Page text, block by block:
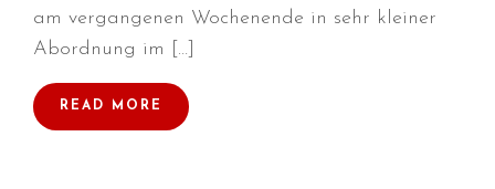
am vergangenen Wochenende in sehr kleiner
Abordnung im […]
READ MORE